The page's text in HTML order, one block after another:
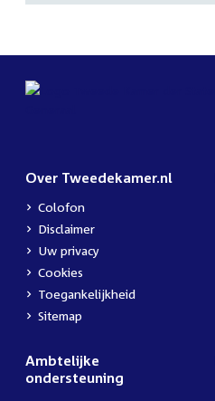
Over Tweedekamer.nl
Colofon
Disclaimer
Uw privacy
Cookies
Toegankelijkheid
Sitemap
Ambtelijke
ondersteuning